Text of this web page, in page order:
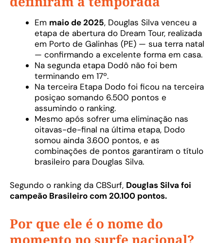
Em maio de 2025, Douglas Silva venceu a
etapa de abertura do Dream Tour, realizada
em Porto de Galinhas (PE) — sua terra natal
— confirmando a excelente forma em casa.
Na segunda etapa Dodô não foi bem
terminando em 17º.
Na terceira Etapa Dodo foi ficou na terceira
posiçao somando 6.500 pontos e
assumindo o ranking.
Mesmo após sofrer uma eliminação nas
oitavas-de-final na última etapa, Dodo
somou ainda 3.600 pontos, e as
combinações de pontos garantiram o título
brasileiro para Douglas Silva.
Segundo o ranking da CBSurf, Douglas Silva foi
campeão Brasileiro com 20.100 pontos.
Por que ele é o nome do
momento no surfe nacional?